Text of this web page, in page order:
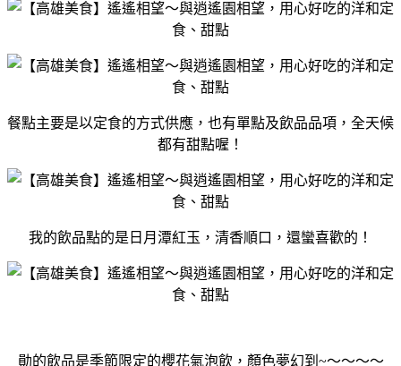
餐點主要是以定食的方式供應，也有單點及飲品品項，全天候
都有甜點喔！
我的飲品點的是日月潭紅玉，清香順口，還蠻喜歡的！
勛的飲品是季節限定的櫻花氣泡飲，顏色夢幻到~～～～～